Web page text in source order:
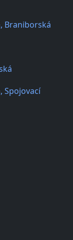
Braniborská
Spojovací